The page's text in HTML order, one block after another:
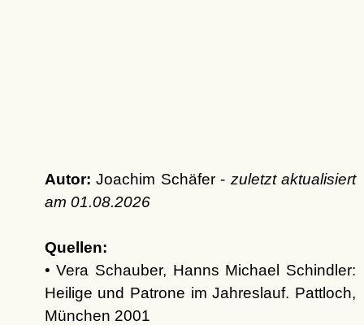
Autor: Joachim Schäfer - zuletzt aktualisiert
am 01.08.2026
Quellen:
• Vera Schauber, Hanns Michael Schindler:
Heilige und Patrone im Jahreslauf. Pattloch,
München 2001